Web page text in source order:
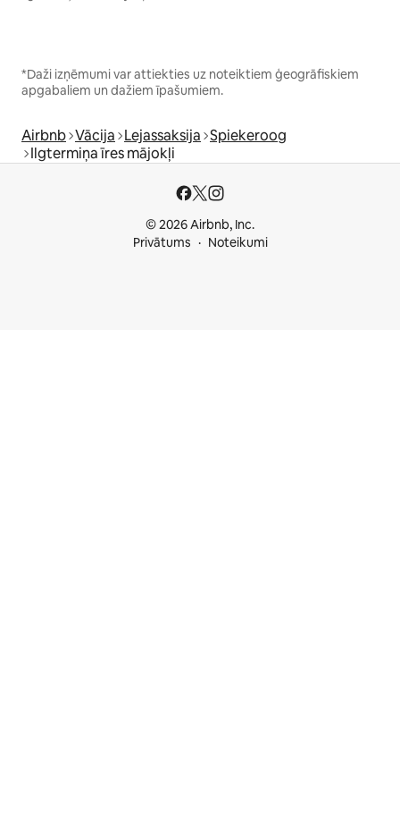
*Daži izņēmumi var attiekties uz noteiktiem ģeogrāfiskiem
apgabaliem un dažiem īpašumiem.
Airbnb Vācija Lejassaksija Spiekeroog
Ilgtermiņa īres mājokļi
© 2026 Airbnb, Inc.
Privātums
Noteikumi